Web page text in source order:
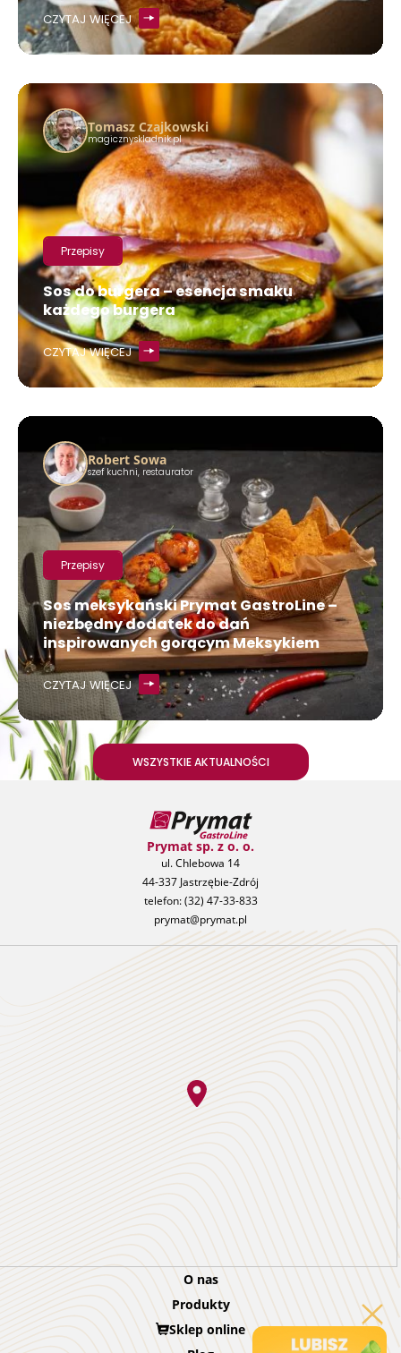
CZYTAJ WIĘCEJ
Tomasz Czajkowski
magicznyskladnik.pl
Przepisy
Sos do burgera – esencja smaku
każdego burgera
CZYTAJ WIĘCEJ
Robert Sowa
szef kuchni, restaurator
Przepisy
Sos meksykański Prymat GastroLine –
niezbędny dodatek do dań
inspirowanych gorącym Meksykiem
CZYTAJ WIĘCEJ
WSZYSTKIE AKTUALNOŚCI
Prymat sp. z o. o.
ul. Chlebowa 14
44-337 Jastrzębie-Zdrój
telefon:(32) 47-33-833
prymat@prymat.pl
O nas
Produkty
Sklep online